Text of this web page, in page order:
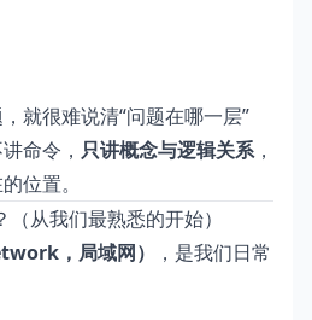
就很难说清“问题在哪一层”
命令， 只讲概念与逻辑关系，
位置。
从我们最熟悉的开始）
，局域网）
，是我们日常